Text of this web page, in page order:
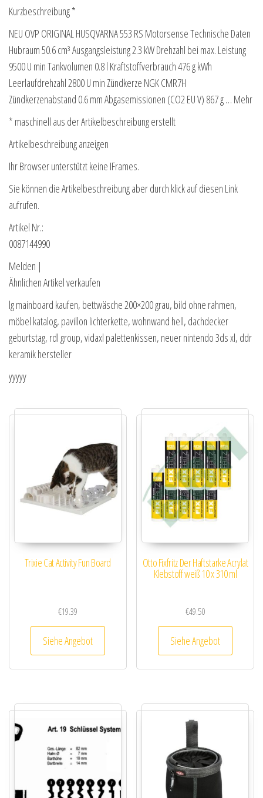
Kurzbeschreibung *
NEU OVP ORIGINAL HUSQVARNA 553 RS Motorsense Technische Daten
Hubraum 50.6 cm³ Ausgangsleistung 2.3 kW Drehzahl bei max. Leistung
9500 U min Tankvolumen 0.8 l Kraftstoffverbrauch 476 g kWh
Leerlaufdrehzahl 2800 U min Zündkerze NGK CMR7H
Zündkerzenabstand 0.6 mm Abgasemissionen (CO2 EU V) 867 g … Mehr
* maschinell aus der Artikelbeschreibung erstellt
Artikelbeschreibung anzeigen
Ihr Browser unterstützt keine IFrames.
Sie können die Artikelbeschreibung aber durch klick auf diesen Link
aufrufen.
Artikel Nr.:
0087144990
Melden |
Ähnlichen Artikel verkaufen
lg mainboard kaufen, bettwäsche 200×200 grau, bild ohne rahmen,
möbel katalog, pavillon lichterkette, wohnwand hell, dachdecker
geburtstag, rdl group, vidaxl palettenkissen, neuer nintendo 3ds xl, ddr
keramik hersteller
yyyyy
Trixie Cat Activity Fun Board
€19.39
Siehe Angebot
Otto Fixfritz Der Haftstarke Acrylat
Klebstoff weiß 10 x 310 ml
€49.50
Siehe Angebot